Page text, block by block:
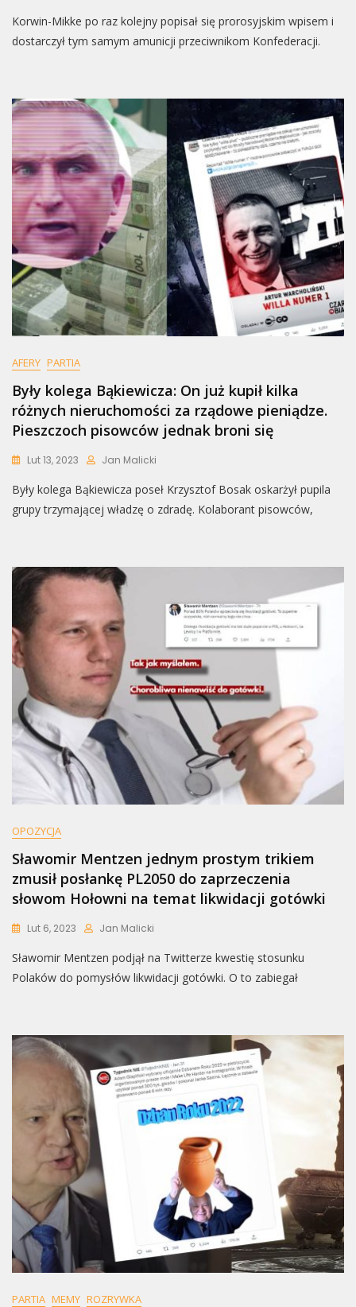
Korwin-Mikke po raz kolejny popisał się prorosyjskim wpisem i
dostarczył tym samym amunicji przeciwnikom Konfederacji.
AFERY PARTIA
Były kolega Bąkiewicza: On już kupił kilka
różnych nieruchomości za rządowe pieniądze.
Pieszczoch pisowców jednak broni się
Lut 13, 2023 Jan Malicki
Były kolega Bąkiewicza poseł Krzysztof Bosak oskarżył pupila
grupy trzymającej władzę o zdradę. Kolaborant pisowców,
OPOZYCJA
Sławomir Mentzen jednym prostym trikiem
zmusił posłankę PL2050 do zaprzeczenia
słowom Hołowni na temat likwidacji gotówki
Lut 6, 2023 Jan Malicki
Sławomir Mentzen podjął na Twitterze kwestię stosunku
Polaków do pomysłów likwidacji gotówki. O to zabiegał
PARTIA MEMY ROZRYWKA